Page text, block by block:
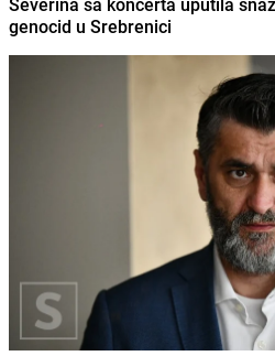
Severina sa koncerta uputila
genocid u Srebrenici